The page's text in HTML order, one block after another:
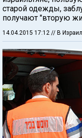
старой одежды,
получают "вторую
14.04.2015 17:12 // В